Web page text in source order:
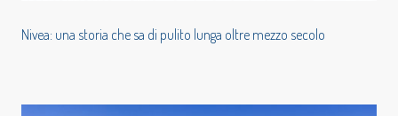
Nivea: una storia che sa di pulito lunga oltre mezzo secolo